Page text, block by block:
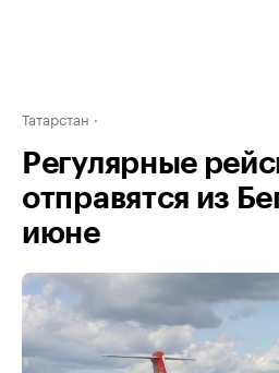
Татарстан
Регулярные
отправятся из
июне